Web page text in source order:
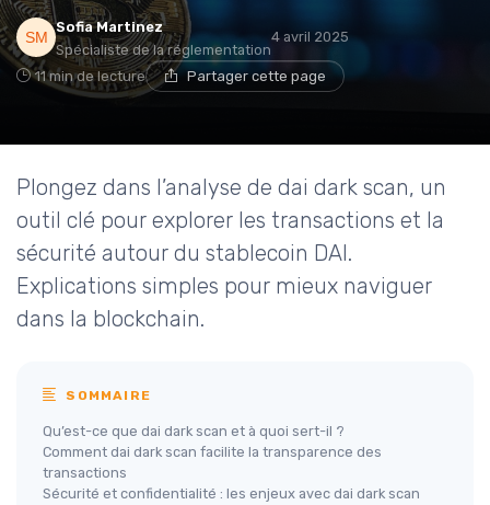
Sofia Martinez
Spécialiste de la réglementation
4 avril 2025
11 min de lecture Partager cette page
Plongez dans l’analyse de dai dark scan, un
outil clé pour explorer les transactions et la
sécurité autour du stablecoin DAI.
Explications simples pour mieux naviguer
dans la blockchain.
SOMMAIRE
Qu’est-ce que dai dark scan et à quoi sert-il ?
Comment dai dark scan facilite la transparence des
transactions
Sécurité et confidentialité : les enjeux avec dai dark scan